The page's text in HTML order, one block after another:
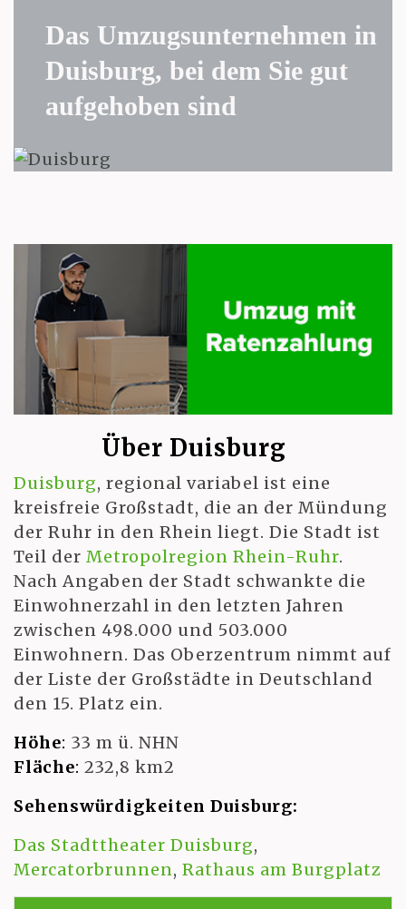
Das Umzugsunternehmen in
Duisburg, bei dem Sie gut
aufgehoben sind
Über Duisburg
Duisburg, regional variabel ist eine
kreisfreie Großstadt, die an der Mündung
der Ruhr in den Rhein liegt. Die Stadt ist
Teil der Metropolregion Rhein-Ruhr.
Nach Angaben der Stadt schwankte die
Einwohnerzahl in den letzten Jahren
zwischen 498.000 und 503.000
Einwohnern. Das Oberzentrum nimmt auf
der Liste der Großstädte in Deutschland
den 15. Platz ein.
Höhe: 33 m ü. NHN
Fläche: 232,8 km2
Sehenswürdigkeiten Duisburg:
Das Stadttheater Duisburg,
Mercatorbrunnen, Rathaus am Burgplatz